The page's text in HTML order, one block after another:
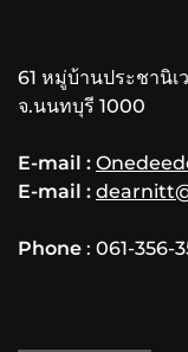
61 หมู่บ้านประชานิเ
จ.นนทบุรี 1000
E-mail :
E-mail :
Phone : 061-356-